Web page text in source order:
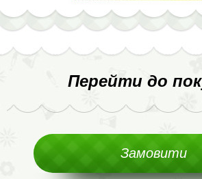
Перейти до
Замовити